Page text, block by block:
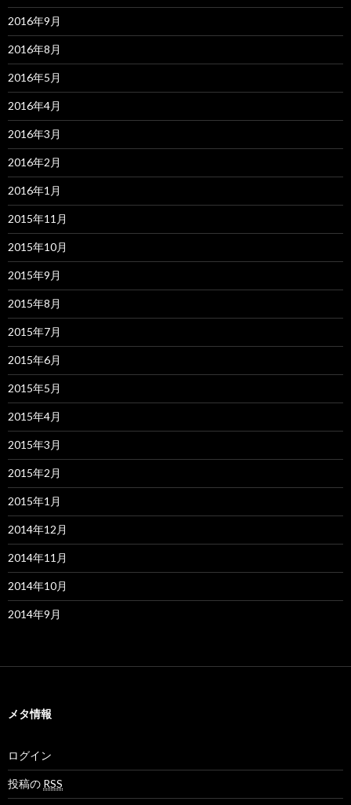
2016年9月
2016年8月
2016年5月
2016年4月
2016年3月
2016年2月
2016年1月
2015年11月
2015年10月
2015年9月
2015年8月
2015年7月
2015年6月
2015年5月
2015年4月
2015年3月
2015年2月
2015年1月
2014年12月
2014年11月
2014年10月
2014年9月
メタ情報
ログイン
投稿の RSS